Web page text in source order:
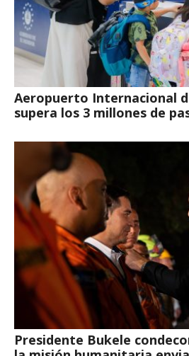
Aeropuerto Internacional
supera los 3 millones de
Presidente Bukele